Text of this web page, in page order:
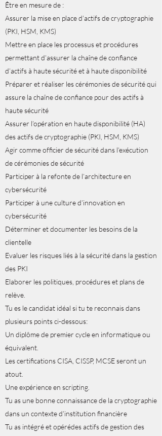
Être en mesure de :
Assurer la mise en place d’actifs de cryptographie
(PKI, HSM, KMS)
Mettre en place les processus et procédures
permettant d’assurer la chaîne de confiance
d’actifs à haute sécurité et à haute disponibilité
Préparer et réaliser les cérémonies de sécurité qui
assure la chaîne de confiance pour des actifs à
haute sécurité
Assurer l’opération en haute disponibilité (HA)
des actifs de cryptographie (PKI, HSM, KMS)
Agir comme officier de sécurité dans l’exécution
de cérémonies de sécurité
Participer à la refonte de l’architecture en
cybersécurité
Participer à une culture d’innovation en
cybersécurité
Déterminer et documenter les besoins de la
clientelle
Evaluer les risques liés à la sécurité dans la gestion
des PKI
Elaborer les politiques, procédures et plans de
relève.
Tu es le candidat idéal si tu te reconnais dans
plusieurs points ci-dessous:
Un diplôme de premier cycle en informatique ou
équivalent.
Les certifications CISA, CISSP, MCSE seront un
atout.
Une expérience en scripting.
Tu as une bonne connaissance de la cryptographie
dans un contexte d’institution financière
Tu as intégré et opérédes actifs de gestion des